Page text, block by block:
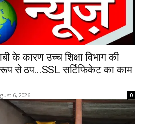
के कारण उच्च शिक्षा विभाग की
से ठप...SSL सर्टिफिकेट का काम
6, 2026 0